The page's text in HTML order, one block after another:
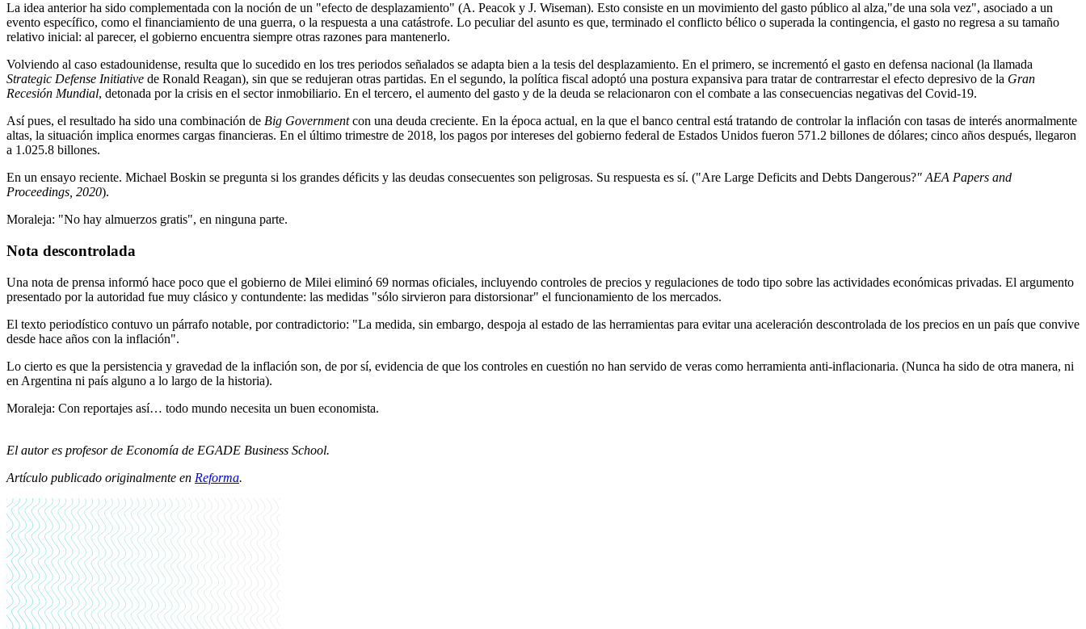
La idea anterior ha sido complementada con la noción de un "efecto de desplazamiento" (A. Peacok y J. Wiseman). Esto consiste en un movimiento del gasto público al alza,"de una sola vez", asociado a un
evento específico, como el financiamiento de una guerra, o la respuesta a una catástrofe. Lo peculiar del asunto es que, terminado el conflicto bélico o superada la contingencia, el gasto no regresa a su tamaño
relativo inicial: al parecer, el gobierno encuentra siempre otras razones para mantenerlo.
Volviendo al caso estadounidense, resulta que lo sucedido en los tres periodos señalados se adapta bien a la tesis del desplazamiento. En el primero, se incrementó el gasto en defensa nacional (la llamada
Strategic Defense Initiative de Ronald Reagan), sin que se redujeran otras partidas. En el segundo, la política fiscal adoptó una postura expansiva para tratar de contrarrestar el efecto depresivo de la Gran
Recesión Mundial, detonada por la crisis en el sector inmobiliario. En el tercero, el aumento del gasto y de la deuda se relacionaron con el combate a las consecuencias negativas del Covid-19.
Así pues, el resultado ha sido una combinación de Big Governmentcon una deuda creciente. En la época actual, en la que el banco central está tratando de controlar la inflación con tasas de interés anormalmente
altas, la situación implica enormes cargas financieras. En el último trimestre de 2018, los pagos por intereses del gobierno federal de Estados Unidos fueron 571.2 billones de dólares; cinco años después, llegaron
a 1.025.8 billones.
En un ensayo reciente. Michael Boskin se pregunta si los grandes déficits y las deudas consecuentes son peligrosas. Su respuesta es sí. ("Are Large Deficits and Debts Dangerous?" AEA Papers and
Proceedings, 2020).
Moraleja: "No hay almuerzos gratis", en ninguna parte.
Nota descontrolada
Una nota de prensa informó hace poco que el gobierno de Milei eliminó 69 normas oficiales, incluyendo controles de precios y regulaciones de todo tipo sobre las actividades económicas privadas. El argumento
presentado por la autoridad fue muy clásico y contundente: las medidas "sólo sirvieron para distorsionar" el funcionamiento de los mercados.
El texto periodístico contuvo un párrafo notable, por contradictorio: "La medida, sin embargo, despoja al estado de las herramientas para evitar una aceleración descontrolada de los precios en un país que convive
desde hace años con la inflación".
Lo cierto es que la persistencia y gravedad de la inflación son, de por sí, evidencia de que los controles en cuestión no han servido de veras como herramienta anti-inflacionaria. (Nunca ha sido de otra manera, ni
en Argentina ni país alguno a lo largo de la historia).
Moraleja: Con reportajes así… todo mundo necesita un buen economista.
El autor es profesor de Economía de EGADE Business School.
Artículo publicado originalmente en Reforma.